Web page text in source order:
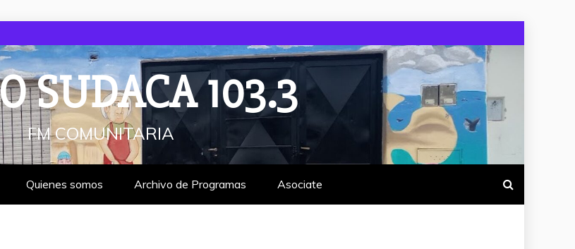
SUDACA 103.3
FM COMUNITARIA
Quienes somos Archivo de Programas Asociate